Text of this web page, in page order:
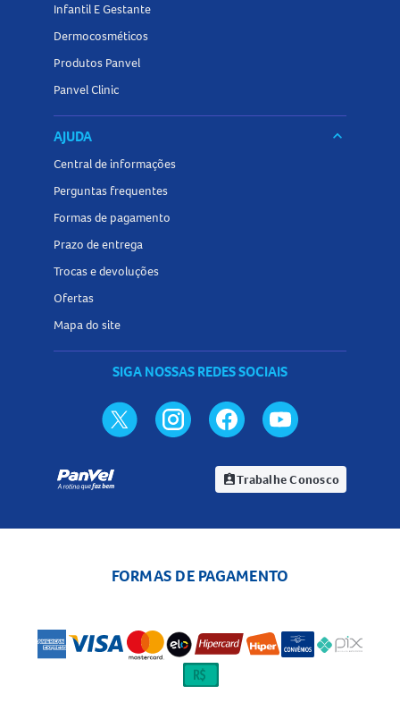
Infantil E Gestante
Dermocosméticos
Produtos Panvel
Panvel Clinic
AJUDA keyboard_arrow_down
Central de informações
Perguntas frequentes
Formas de pagamento
Prazo de entrega
Trocas e devoluções
Ofertas
Mapa do site
SIGA NOSSAS REDES SOCIAIS
assignment_indTrabalhe Conosco
FORMAS DE PAGAMENTO